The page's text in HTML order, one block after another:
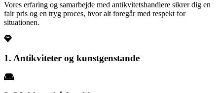
Vores erfaring og samarbejde med antikvitetshandlere sikrer dig en
fair pris og en tryg proces, hvor alt foregår med respekt for
situationen.
1. Antikviteter og kunstgenstande